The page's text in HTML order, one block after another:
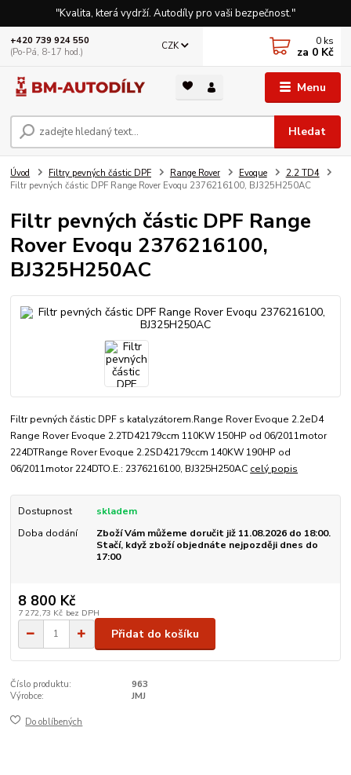
"Kvalita, která vydrží. Autodíly pro vaši bezpečnost."
Menu
CZK
Hledat
+420 739 924 550
(Po-Pá, 8-17 hod.)
0 ks
za 0 Kč
Úvod Filtry pevných částic DPF Range Rover Evoque
2.2 TD4
Filtr pevných částic DPF Range Rover Evoqu 2376216100, BJ325H250AC
Filtr pevných částic DPF Range
Rover Evoqu 2376216100,
BJ325H250AC
Filtr pevných částic DPF s katalyzátorem.Range Rover Evoque 2.2eD4
Range Rover Evoque 2.2TD42179ccm 110KW 150HP od 06/2011motor
224DTRange Rover Evoque 2.2SD42179ccm 140KW 190HP od
06/2011motor 224DTO.E.: 2376216100, BJ325H250AC celý popis
Dostupnost
skladem
Doba dodání
Zboží Vám můžeme doručit již 11.08.2026 do 18:00.
Stačí, když zboží objednáte nejpozději dnes do
17:00
8 800 Kč
7 272,73 Kč bez DPH
Přidat do košíku
Číslo produktu:
963
Výrobce:
JMJ
Do oblíbených